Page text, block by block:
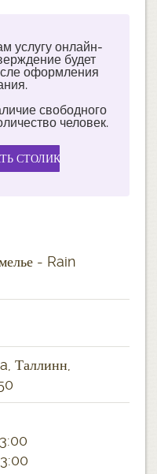
услугу онлайн-
будет
оформления
свободного
человек.
- Rain
Таллинн,